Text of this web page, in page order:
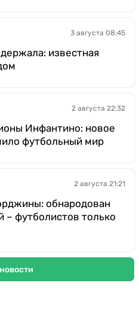
3 августа 08:45
известная
2 августа 22:32
Инфантино: новое
футбольный мир
2 августа 21:21
обнародован
– футболистов только